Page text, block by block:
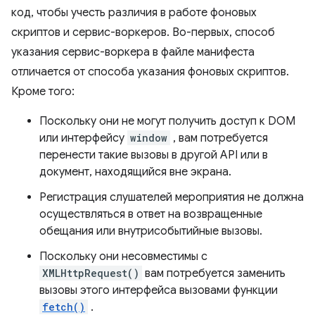
код, чтобы учесть различия в работе фоновых
скриптов и сервис-воркеров. Во-первых, способ
указания сервис-воркера в файле манифеста
отличается от способа указания фоновых скриптов.
Кроме того:
Поскольку они не могут получить доступ к DOM
или интерфейсу window , вам потребуется
перенести такие вызовы в другой API или в
документ, находящийся вне экрана.
Регистрация слушателей мероприятия не должна
осуществляться в ответ на возвращенные
обещания или внутрисобытийные вызовы.
Поскольку они несовместимы с
XMLHttpRequest() вам потребуется заменить
вызовы этого интерфейса вызовами функции
fetch() .